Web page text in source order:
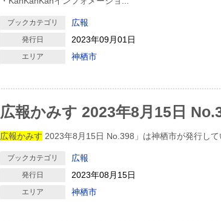
ブックカテゴリ 広報
発行日 2023年09月01日
エリア 神栖市
広報かみす 2023年8月15日
広報かみす 2023年8月15日 No.398」は神栖市が発行して
ブックカテゴリ 広報
発行日 2023年08月15日
エリア 神栖市